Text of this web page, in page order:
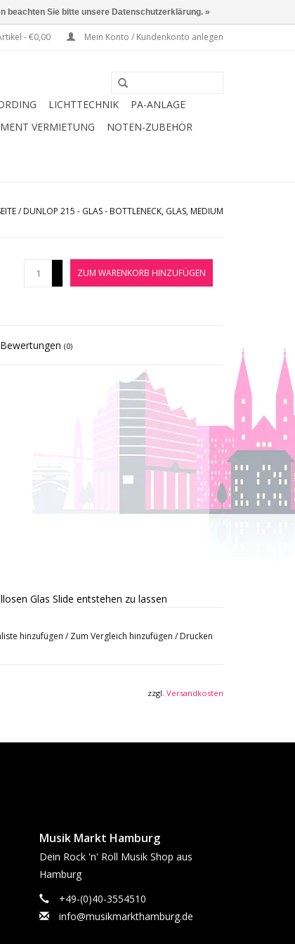
- €0,00 Mein Konto / Kundenkonto anlegen
LICHTTECHNIK
PA-ANLAGE
VERMIETUNG
NOTEN-ZUBEHÖR
/ DUNLOP 215 - GLAS - BOTTLENECK, GLAS, MEDIUM
ZUM WARENKORB HINZUFÜGEN
Bewertungen(0)
Glas Slide entstehen zu lassen
hinzufügen / Zum Vergleich hinzufügen / Drucken
zzgl. Versandkosten
Musik Markt Hamburg
Dein Rock 'n' Roll Musik Shop aus
Hamburg
+49-(0)40-3554510
info@musikmarkthamburg.de
beachten Sie bitte unsere Datenschutzerklärung. »